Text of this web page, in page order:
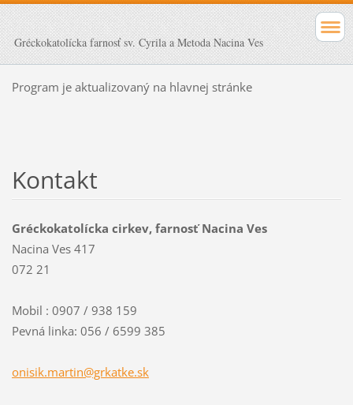
Gréckokatolícka farnosť sv. Cyrila a Metoda Nacina Ves
Program je aktualizovaný na hlavnej stránke
Kontakt
Gréckokatolícka cirkev, farnosť Nacina Ves
Nacina Ves 417
072 21
Mobil : 0907 / 938 159
Pevná linka: 056 / 6599 385
onisik.martin@grkatke.sk